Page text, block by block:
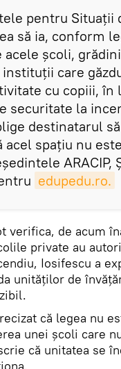
pentru Situații
să ia, conform
acele școli,
care
cu copiii, în
securitate la
destinatarul
acel spațiu nu
ARACIP,
edupedu.ro.
verifica, de acum
private au
Iosifescu a
unităților de
că legea nu
unei școli care
că unitatea se